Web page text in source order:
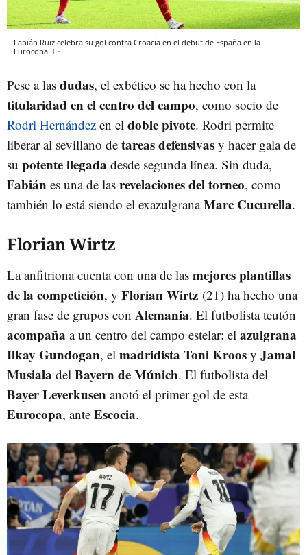
Fabián Ruiz celebra su gol contra Croacia en el debut de España en la
Eurocopa EFE
Pese a las dudas, el exbético se ha hecho con la
titularidad en el centro del campo, como socio de
Rodri Hernández en el doble pivote. Rodri permite
liberar al sevillano de tareas defensivas y hacer gala de
su potente llegada desde segunda línea. Sin duda,
Fabián es una de las revelaciones del torneo, como
también lo está siendo el exazulgranaMarc Cucurella.
Florian Wirtz
La anfitriona cuenta con una de las mejores plantillas
de la competición, y Florian Wirtz (21) ha hecho una
gran fase de grupos con Alemania. El futbolista teutón
acompaña a un centro del campo estelar: el azulgrana
Ilkay Gundogan, el madridista Toni Kroos y Jamal
Musiala del Bayern de Múnich. El futbolista del
Bayer Leverkusen anotó el primer gol de esta
Eurocopa, ante Escocia.